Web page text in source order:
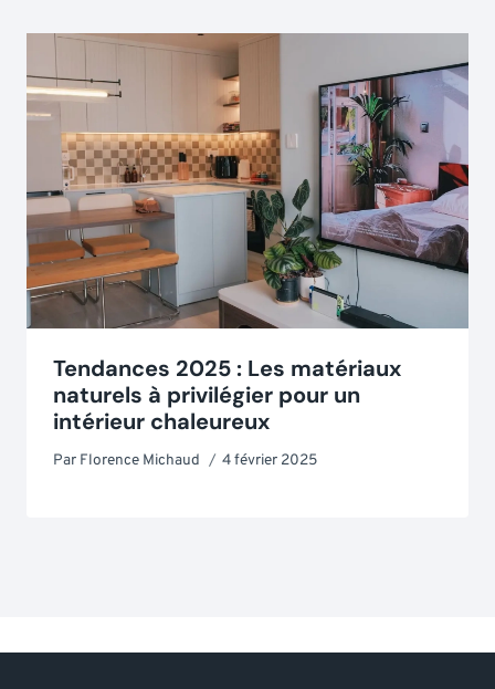
Tendances 2025 : Les matériaux
naturels à privilégier pour un
intérieur chaleureux
Par Florence Michaud 4 février 2025